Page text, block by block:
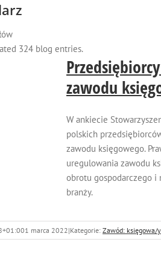
324 blog entries.
zawodu
W ankiecie
polskich
zawodu księgowego.
uregulowania zawodu
obrotu gospodarczego i
branży.
1 marca 2022|Kategorie: Zawód: księgowa/y